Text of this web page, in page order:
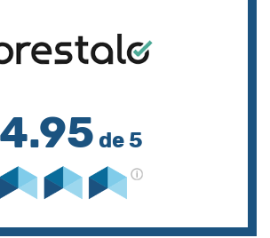
4.95 de 5